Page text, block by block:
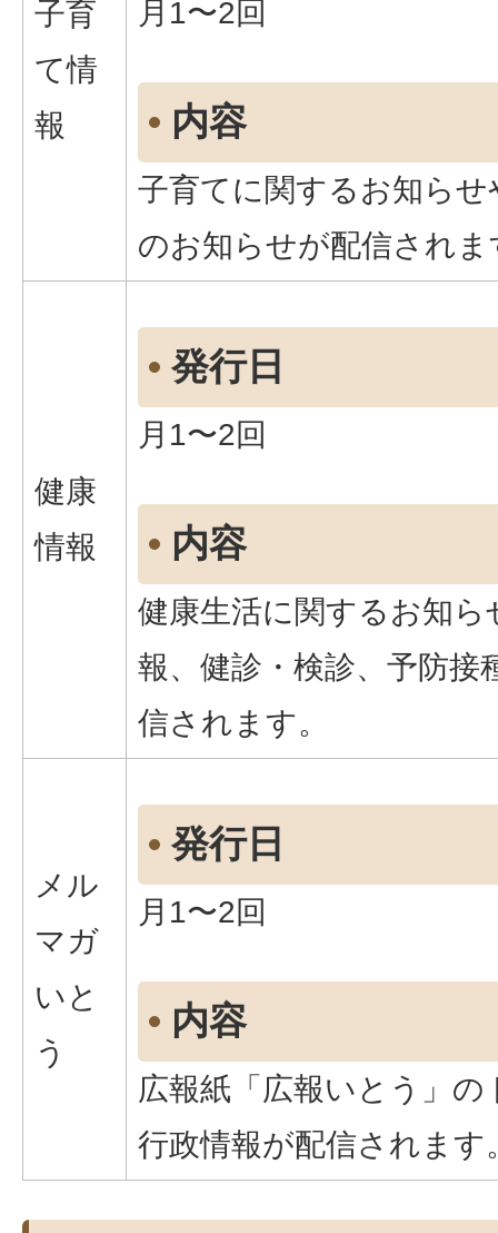
子育
て情
報
月1〜2回
内容
子育てに関するお知らせ
のお知らせが配信されま
健康
情報
発行日
月1〜2回
内容
健康生活に関するお知
報、健診・検診、予防接
信されます。
メル
マガ
いと
う
発行日
月1〜2回
内容
広報紙「広報いとう」
行政情報が配信されます